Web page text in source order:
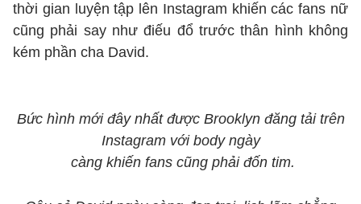
thời gian luyện tập lên Instagram khiến các fans nữ
cũng phải say như điếu đổ trước thân hình không
kém phần cha David.
Bức hình mới đây nhất được Brooklyn đăng tải trên
Instagram với body ngày
càng khiến fans cũng phải đốn tim.